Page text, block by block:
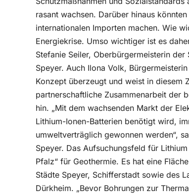
rasant wachsen. Darüber hinaus
internationalen Importen machen. Wie
Energiekrise. Umso wichtiger ist es
Stefanie Seiler, Oberbürgermeisterin
Speyer. Auch Ilona Volk,
Konzept überzeugt und weist in diesem
partnerschaftliche Zusammenarbeit der
hin. „Mit dem wachsenden Markt der
Lithium-Ionen-Batterien benötigt wird,
umweltverträglich gewonnen werden“,
Speyer. Das Aufsuchungsfeld für
Pfalz“ für Geothermie. Es hat eine
Städte Speyer, Schifferstadt sowie des
Dürkheim. „Bevor Bohrungen zur